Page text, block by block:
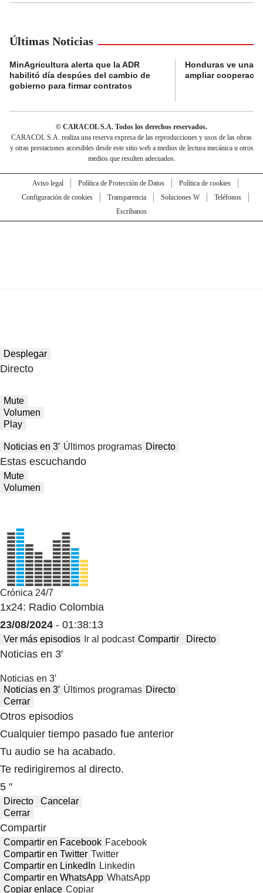
Últimas Noticias
MinAgricultura alerta que la ADR
habilitó día despúes del cambio de
gobierno para firmar contratos
Honduras ve una
ampliar
© CARACOL S.A. Todos los derechos reservados.
CARACOL S.A. realiza una reserva expresa de las reproducciones y usos de las obras
y otras prestaciones accesibles desde este sitio web a medios de lectura mecánica u otros
medios que resulten adecuados.
Aviso legal Política de Protección de Datos
Política de cookies
Configuración de cookies
Transparencia Soluciones W
Teléfonos
Escríbanos
Desplegar
Directo
Mute
Volumen
Play
Noticias en 3′ Últimos programas Directo
Estas escuchando
Mute
Volumen
Crónica 24/7
1x24: Radio Colombia
23/08/2024 - 01:38:13
Ver más episodios Ir al podcast Compartir Directo
Noticias en 3′
Noticias en 3′
Noticias en 3′ Últimos programas Directo
Cerrar
Otros episodios
Cualquier tiempo pasado fue anterior
Tu audio se ha acabado.
Te redirigiremos al directo.
5 "
Directo
Cancelar
Cerrar
Compartir
Compartir en Facebook Facebook
Compartir en Twitter Twitter
Compartir en LinkedIn Linkedin
Compartir en WhatsApp WhatsApp
Copiar enlace Copiar